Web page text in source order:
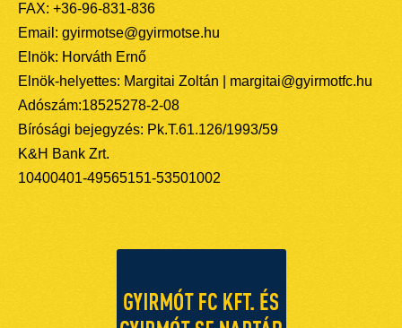
FAX: +36-96-831-836
Email: gyirmotse@gyirmotse.hu
Elnök: Horváth Ernő
Elnök-helyettes: Margitai Zoltán | margitai@gyirmotfc.hu
Adószám:18525278-2-08
Bírósági bejegyzés: Pk.T.61.126/1993/59
K&H Bank Zrt.
10400401-49565151-53501002